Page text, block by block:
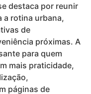
destaca por reunir
a rotina urbana,
de
próximas. A
para quem
mais praticidade,
páginas de